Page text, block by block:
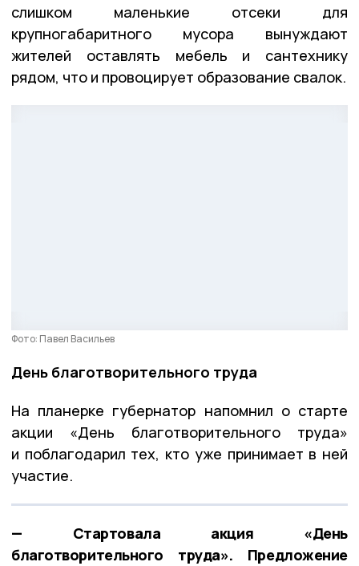
слишком маленькие отсеки для
крупногабаритного мусора вынуждают
жителей оставлять мебель и сантехнику
рядом, что и провоцирует образование свалок.
Фото: Павел Васильев
День благотворительного труда
На планерке губернатор напомнил о старте
акции «День благотворительного труда»
и поблагодарил тех, кто уже принимает в ней
участие.
— Стартовала акция «День
благотворительного труда». Предложение